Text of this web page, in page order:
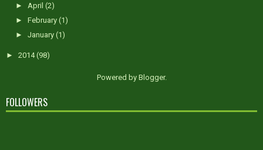
► April (2)
► February (1)
► January (1)
► 2014(98)
Powered by Blogger.
FOLLOWERS